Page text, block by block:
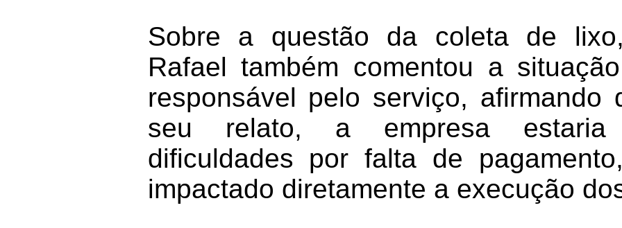
Sobre a questão da coleta de
Rafael também comentou a
responsável pelo serviço, afirmando
seu relato, a empresa estaria
dificuldades por falta de
impactado diretamente a execução